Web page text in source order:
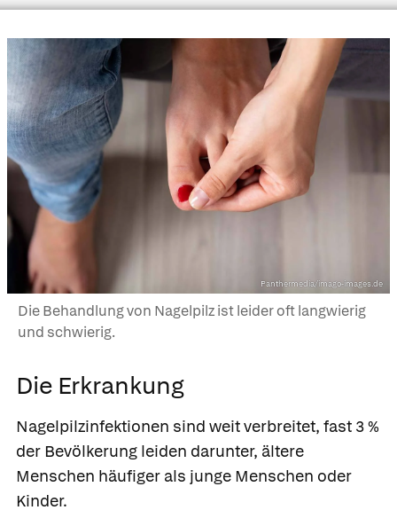
Panthermedia/imago-images.de
Die Behandlung von Nagelpilz ist leider oft langwierig
und schwierig.
Die Erkrankung
Nagelpilzinfektionen sind weit verbreitet, fast 3 %
der Bevölkerung leiden darunter, ältere
Menschen häufiger als junge Menschen oder
Kinder.